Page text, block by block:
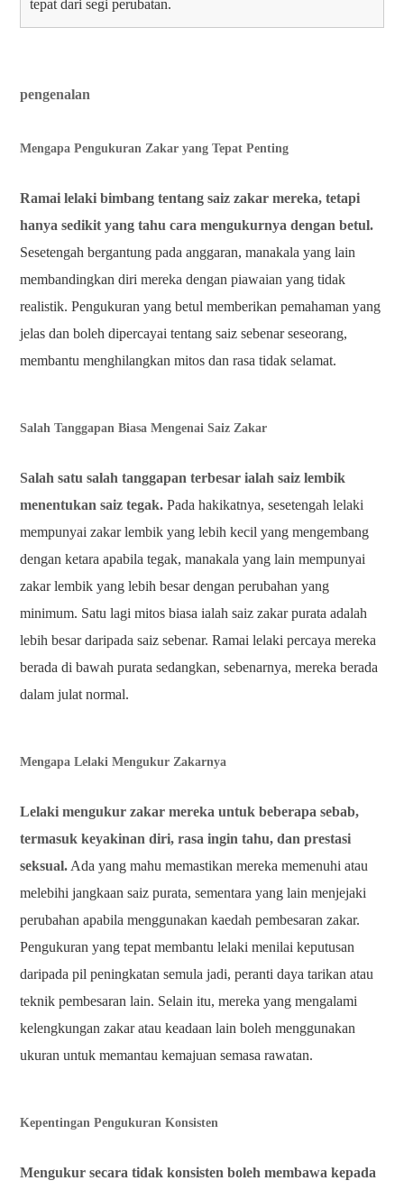
tepat dari segi perubatan.
pengenalan
Mengapa Pengukuran Zakar yang Tepat Penting
Ramai lelaki bimbang tentang saiz zakar mereka, tetapi
hanya sedikit yang tahu cara mengukurnya dengan betul.
Sesetengah bergantung pada anggaran, manakala yang lain
membandingkan diri mereka dengan piawaian yang tidak
realistik. Pengukuran yang betul memberikan pemahaman yang
jelas dan boleh dipercayai tentang saiz sebenar seseorang,
membantu menghilangkan mitos dan rasa tidak selamat.
Salah Tanggapan Biasa Mengenai Saiz Zakar
Salah satu salah tanggapan terbesar ialah saiz lembik
menentukan saiz tegak. Pada hakikatnya, sesetengah lelaki
mempunyai zakar lembik yang lebih kecil yang mengembang
dengan ketara apabila tegak, manakala yang lain mempunyai
zakar lembik yang lebih besar dengan perubahan yang
minimum. Satu lagi mitos biasa ialah saiz zakar purata adalah
lebih besar daripada saiz sebenar. Ramai lelaki percaya mereka
berada di bawah purata sedangkan, sebenarnya, mereka berada
dalam julat normal.
Mengapa Lelaki Mengukur Zakarnya
Lelaki mengukur zakar mereka untuk beberapa sebab,
termasuk keyakinan diri, rasa ingin tahu, dan prestasi
seksual. Ada yang mahu memastikan mereka memenuhi atau
melebihi jangkaan saiz purata, sementara yang lain menjejaki
perubahan apabila menggunakan kaedah pembesaran zakar.
Pengukuran yang tepat membantu lelaki menilai keputusan
daripada pil peningkatan semula jadi, peranti daya tarikan atau
teknik pembesaran lain. Selain itu, mereka yang mengalami
kelengkungan zakar atau keadaan lain boleh menggunakan
ukuran untuk memantau kemajuan semasa rawatan.
Kepentingan Pengukuran Konsisten
Mengukur secara tidak konsisten boleh membawa kepada